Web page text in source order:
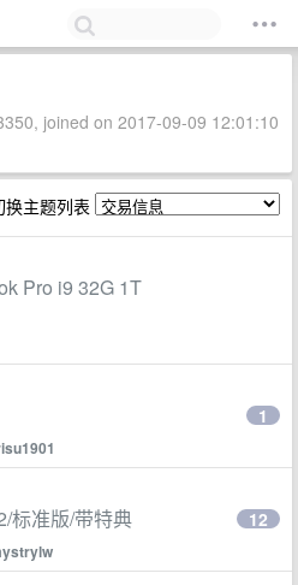
joined on 2017-09-09 12:01:10
换主题列表
Pro i9 32G 1T
1
标准版/带特典 12